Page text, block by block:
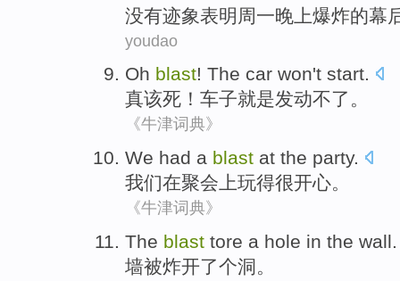
没有迹象表明 周一晚上爆炸的幕
youdao
Oh blast! The car won't start.
真该死 ！ 车子就是发动不了。
《牛津词典》
We had a blast at the party.
我们在聚会上玩得很开心。
《牛津词典》
The blast tore a hole in the wall.
墙被炸开了个洞。